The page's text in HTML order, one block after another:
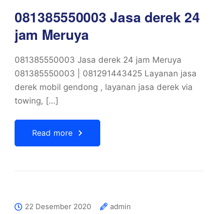
081385550003 Jasa derek 24
jam Meruya
081385550003 Jasa derek 24 jam Meruya
081385550003 | 081291443425 Layanan jasa
derek mobil gendong , layanan jasa derek via
towing, […]
Read more
22 Desember 2020
admin